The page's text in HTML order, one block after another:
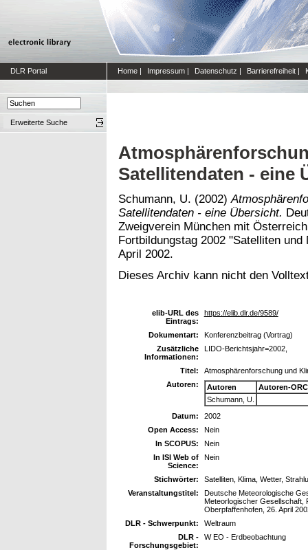
DLR Portal Home | Impressum | Datenschutz | Barrierefreiheit |
Erweiterte Suche
Satellitendaten - eine
Schumann, U. (2002)
Satellitendaten - eine Übersicht.
Zweigverein München mit
Fortbildungstag 2002 "Satelliten
April 2002.
Dieses Archiv kann nicht den
elib-URL des
Eintrags:
https://elib.dlr.de/9589/
Dokumentart:
Konferenzbeitrag (Vortrag)
Zusätzliche
Informationen:
LIDO-Berichtsjahr=2002,
Titel:
Atmosphärenforschung und
Autoren:
Autoren
Autoren-
Schumann, U.
Datum:
2002
Open Access:
Nein
In SCOPUS:
Nein
In ISI Web of
Science:
Nein
Stichwörter:
Satelliten, Klima, Wetter,
Veranstaltungstitel:
Deutsche Meteorologische
Meteorlogischer Gesellschaft,
Oberpfaffenhofen, 26. April
DLR - Schwerpunkt:
Weltraum
DLR -
Forschungsgebiet:
W EO - Erdbeobachtung